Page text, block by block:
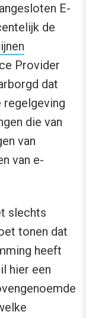
E-
de
Provider
dat
regelgeving
die van
van
van e-
slechts
tonen dat
heeft
hier een